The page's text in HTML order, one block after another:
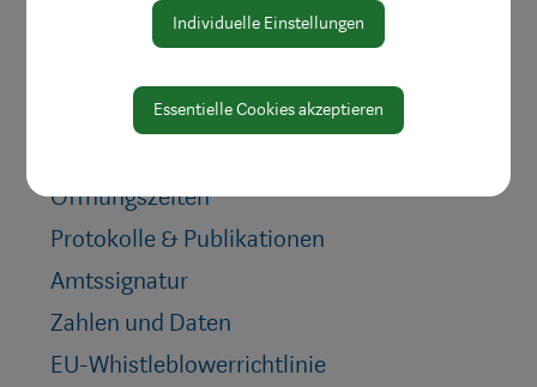
MitarbeiterInnen
Öffnungszeiten
Protokolle & Publikationen
Amtssignatur
Zahlen und Daten
EU-Whistleblowerrichtlinie
Individuelle Einstellungen
Essentielle Cookies akzeptieren